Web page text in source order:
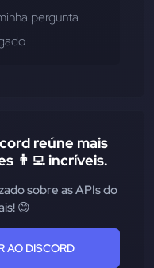
pergunta
reúne mais
👨‍💻 incríveis.
sobre as APIs do
😊
AO DISCORD